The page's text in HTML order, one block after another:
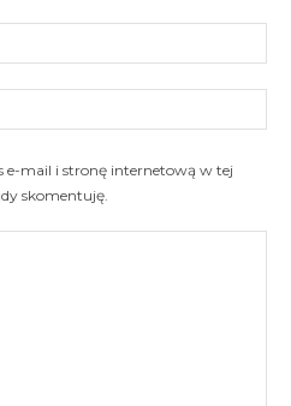
e-mail i stronę internetową w tej
skomentuję.